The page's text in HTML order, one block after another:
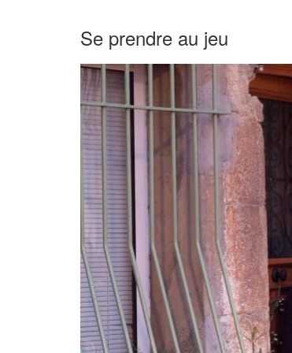
Se prendre au jeu